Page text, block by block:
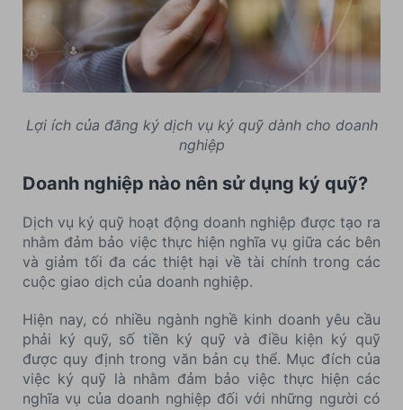
Lợi ích của đăng ký dịch vụ ký quỹ dành cho doanh
nghiệp
Doanh nghiệp nào nên sử dụng ký quỹ?
Dịch vụ ký quỹ hoạt động doanh nghiệp được tạo ra
nhằm đảm bảo việc thực hiện nghĩa vụ giữa các bên
và giảm tối đa các thiệt hại về tài chính trong các
cuộc giao dịch của doanh nghiệp.
Hiện nay, có nhiều ngành nghề kinh doanh yêu cầu
phải ký quỹ, số tiền ký quỹ và điều kiện ký quỹ
được quy định trong văn bản cụ thể. Mục đích của
việc ký quỹ là nhằm đảm bảo việc thực hiện các
nghĩa vụ của doanh nghiệp đối với những người có